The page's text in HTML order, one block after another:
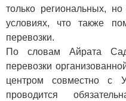
только региональных,
условиях, что также
перевозки.
По словам Айрата
перевозки
центром совместно с
проводится